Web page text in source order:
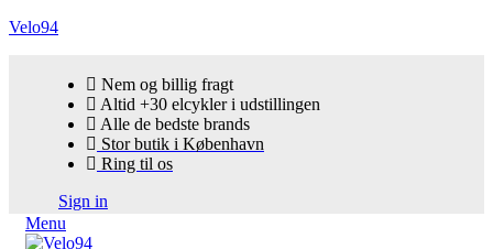
Velo94
Nem og billig fragt
Altid +30 elcykler i udstillingen
Alle de bedste brands
Stor butik i København
Ring til os
Sign in
Menu